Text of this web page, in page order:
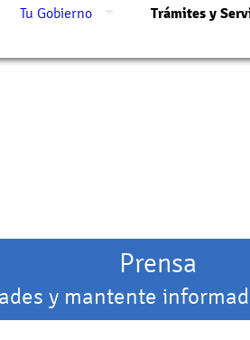
Tu Gobierno Trámites y
Prensa
y mantente